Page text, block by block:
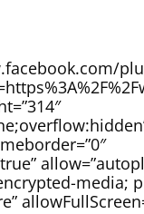
media;